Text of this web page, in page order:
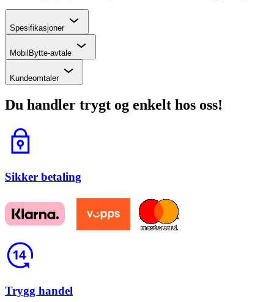
Spesifikasjoner
MobilBytte-avtale
Kundeomtaler
Du handler trygt og enkelt hos oss!
Sikker betaling
Trygg handel